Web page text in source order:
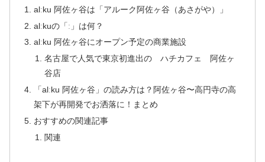
alːku 阿佐ヶ谷は「アルーク阿佐ヶ谷（あさがや）」
alːkuの「ː」は何？
alːku 阿佐ヶ谷にオープン予定の商業施設
名古屋で人気で東京初進出の ハチカフェ 阿佐ヶ
谷店
「alːku 阿佐ヶ谷」の読み方は？阿佐ヶ谷〜高円寺の高
架下が再開発でお洒落に！まとめ
おすすめの関連記事
関連